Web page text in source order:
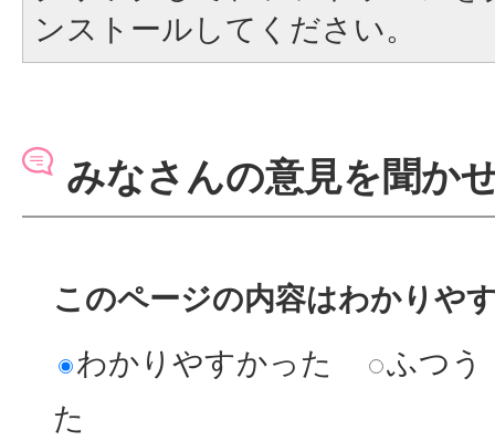
ンストールしてください。
みなさんの意見を聞か
このページの内容はわかりや
わかりやすかった
ふつう
た